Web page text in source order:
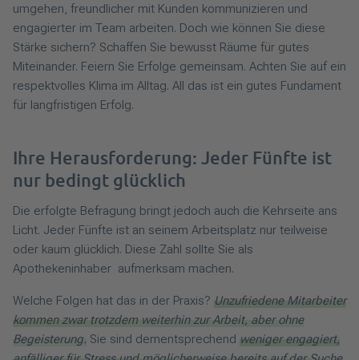
umgehen, freundlicher mit Kunden kommunizieren und
engagierter im Team arbeiten. Doch wie können Sie diese
Stärke sichern? Schaffen Sie bewusst Räume für gutes
Miteinander. Feiern Sie Erfolge gemeinsam. Achten Sie auf ein
respektvolles Klima im Alltag. All das ist ein gutes Fundament
für langfristigen Erfolg.
Ihre Herausforderung: Jeder Fünfte ist
nur bedingt glücklich
Die erfolgte Befragung bringt jedoch auch die Kehrseite ans
Licht. Jeder Fünfte ist an seinem Arbeitsplatz nur teilweise
oder kaum glücklich. Diese Zahl sollte Sie als
Apothekeninhaber aufmerksam machen.
Welche Folgen hat das in der Praxis? Unzufriedene Mitarbeiter
kommen zwar trotzdem weiterhin zur Arbeit, aber ohne
Begeisterung. Sie sind dementsprechend weniger engagiert,